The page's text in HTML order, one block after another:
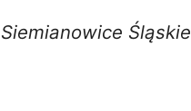
Śląskie